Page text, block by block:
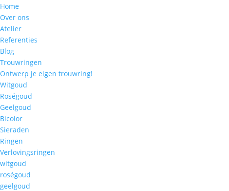
Home
Over ons
Atelier
Referenties
Blog
Trouwringen
Ontwerp je eigen trouwring!
Witgoud
Roségoud
Geelgoud
Bicolor
Sieraden
Ringen
Verlovingsringen
witgoud
roségoud
geelgoud